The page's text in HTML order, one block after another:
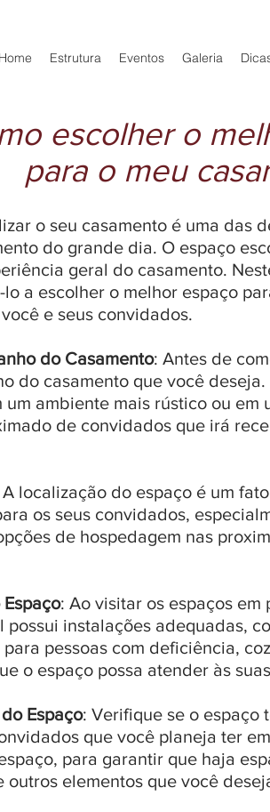
Home Estrutura Eventos Galeria
escolher o
para o meu
o seu casamento é uma das
do grande dia. O espaço
geral do casamento.
a escolher o melhor espaço
e seus convidados.
do Casamento: Antes de
do casamento que você
ambiente mais rústico ou em
de convidados que irá
A localização do espaço é um
os seus convidados,
de hospedagem nas
: Ao visitar os espaços
possui instalações adequadas,
pessoas com deficiência,
o espaço possa atender às
Espaço: Verifique se o espaço
que você planeja ter
para garantir que haja
outros elementos que você